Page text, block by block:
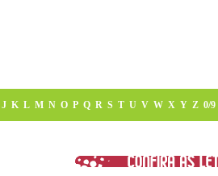
J K L M N O P Q R S T U V W X Y Z 0/9